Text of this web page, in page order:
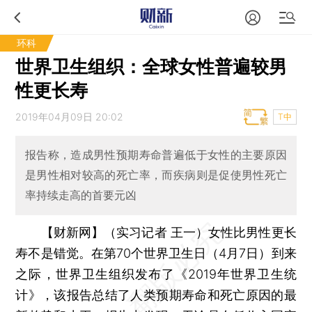
环科
世界卫生组织：全球女性普遍较男
性更长寿
2019年04月09日 20:02 T中
报告称，造成男性预期寿命普遍低于女性的主要原因
是男性相对较高的死亡率，而疾病则是促使男性死亡
率持续走高的首要元凶
【财新网】（实习记者 王一）女性比男性更长
寿不是错觉。在第70个世界卫生日（4月7日）到来
之际，世界卫生组织发布了《2019年世界卫生统
计》，该报告总结了人类预期寿命和死亡原因的最